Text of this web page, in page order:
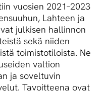
vuosien 2021–2023
Lahteen ja
julkisen hallinnon
sekä niiden
toimistotiloista. Ne
valtion
ja soveltuvin
Tavoitteena ovat